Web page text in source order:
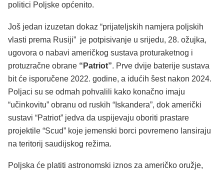
politici Poljske općenito.
Još jedan izuzetan dokaz “prijateljskih namjera poljskih
vlasti prema Rusiji” je potpisivanje u srijedu, 28. ožujka,
ugovora o nabavi američkog sustava proturaketnog i
protuzračne obrane “Patriot”. Prve dvije baterije sustava
bit će isporučene 2022. godine, a idućih šest nakon 2024.
Poljaci su se odmah pohvalili kako konačno imaju
“učinkovitu” obranu od ruskih “Iskandera”, dok američki
sustavi “Patriot” jedva da uspijevaju oboriti prastare
projektile “Scud” koje jemenski borci povremeno lansiraju
na teritorij saudijskog režima.
Poljska će platiti astronomski iznos za američko oružje,